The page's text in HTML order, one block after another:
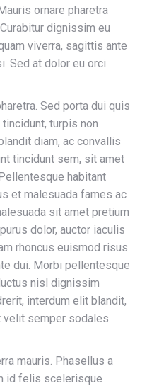
ornare pharetra
dignissim eu
viverra, sagittis ante
Sed at dolor eu orci
Sed porta dui quis
turpis non
diam, ac convallis
tincidunt sem, sit amet
habitant
et malesuada fames ac
sit amet pretium
dolor, auctor iaculis
rhoncus euismod risus
dui. Morbi pellentesque
nisl dignissim
interdum elit blandit,
velit semper sodales.
mauris. Phasellus a
id felis scelerisque